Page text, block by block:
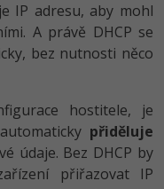
IP adresu, aby mohl
A právě DHCP se
bez nutnosti něco
hostitele, je
přiděluje
údaje. Bez DHCP by
přiřazovat IP